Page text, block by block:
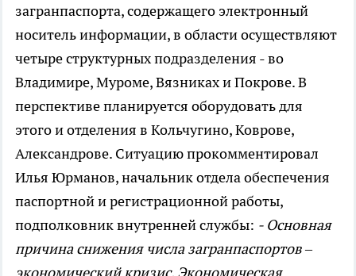
загранпаспорта, содержащего электронный
носитель информации, в области осуществляют
четыре структурных подразделения - во
Владимире, Муроме, Вязниках и Покрове. В
перспективе планируется оборудовать для
этого и отделения в Кольчугино, Коврове,
Александрове. Ситуацию прокомментировал
Илья Юрманов, начальник отдела обеспечения
паспортной и регистрационной работы,
подполковник внутренней службы: - Основная
причина снижения числа загранпаспортов –
экономический кризис. Экономическая